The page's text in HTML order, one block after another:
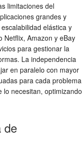
limitaciones del
grandes y
elástica y
Netflix, Amazon y eBay
para gestionar la
La independencia
en paralelo con mayor
para cada problema
lo necesitan, optimizando
de